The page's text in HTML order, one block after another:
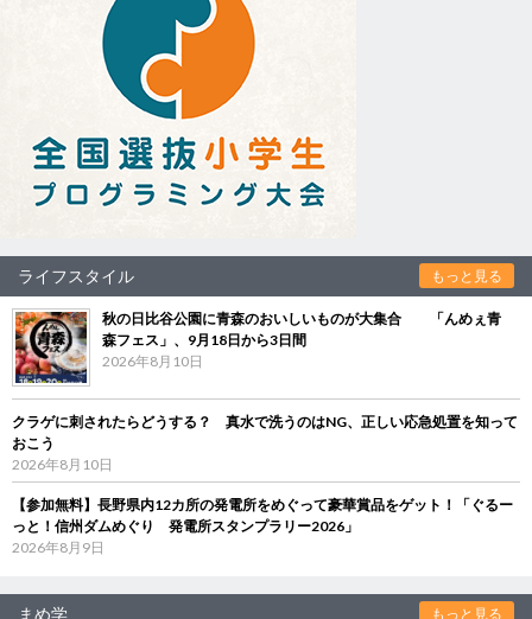
ライフスタイル もっと見る
秋の日比谷公園に青森のおいしいものが大集合 「んめぇ青
森フェス」、9月18日から3日間
2026年8月10日
クラゲに刺されたらどうする？ 真水で洗うのはNG、正しい応急処置を知って
おこう
2026年8月10日
【参加無料】長野県内12カ所の発電所をめぐって豪華賞品をゲット！「ぐるー
っと！信州ダムめぐり 発電所スタンプラリー2026」
2026年8月9日
まめ学 もっと見る